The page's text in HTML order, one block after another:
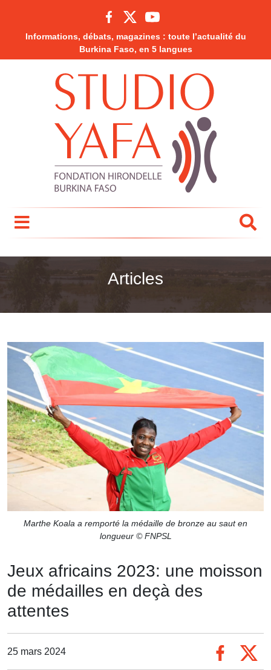
Informations, débats, magazines : toute l’actualité du
Burkina Faso, en 5 langues
Articles
Marthe Koala a remporté la médaille de bronze au saut en
longueur © FNPSL
Jeux africains 2023: une moisson
de médailles en deçà des
attentes
25 mars 2024